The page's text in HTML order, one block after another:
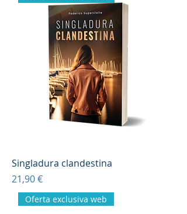
Singladura clandestina
Precio
21,90 €
Oferta exclusiva web